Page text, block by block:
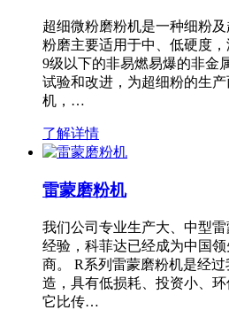
超细微粉磨粉机是一种细粉
粉磨主要适用于中、低硬度
9级以下的非易燃易爆的非金
试验和改进，为超细粉的生
机，…
了解详情
雷蒙磨粉机
我们公司专业生产大、中型
经验，科菲达已经成为中国
商。 R系列雷蒙磨粉机是经
造，具有低损耗、投资小、环
它比传…